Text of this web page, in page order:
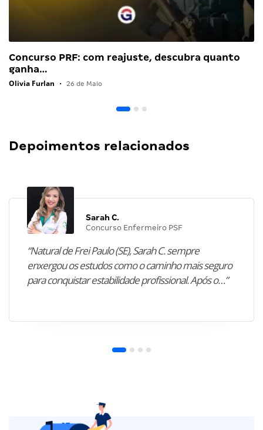
Concurso PRF: com reajuste, descubra quanto
ganha…
Olivia Furlan • 26 de Maio
Depoimentos relacionados
Sarah C.
Concurso Enfermeiro PSF
“Natural de Frei Paulo (SE), Sarah C. sempre
enxergou os estudos como o caminho mais seguro
para conquistar estabilidade profissional. Após o…”